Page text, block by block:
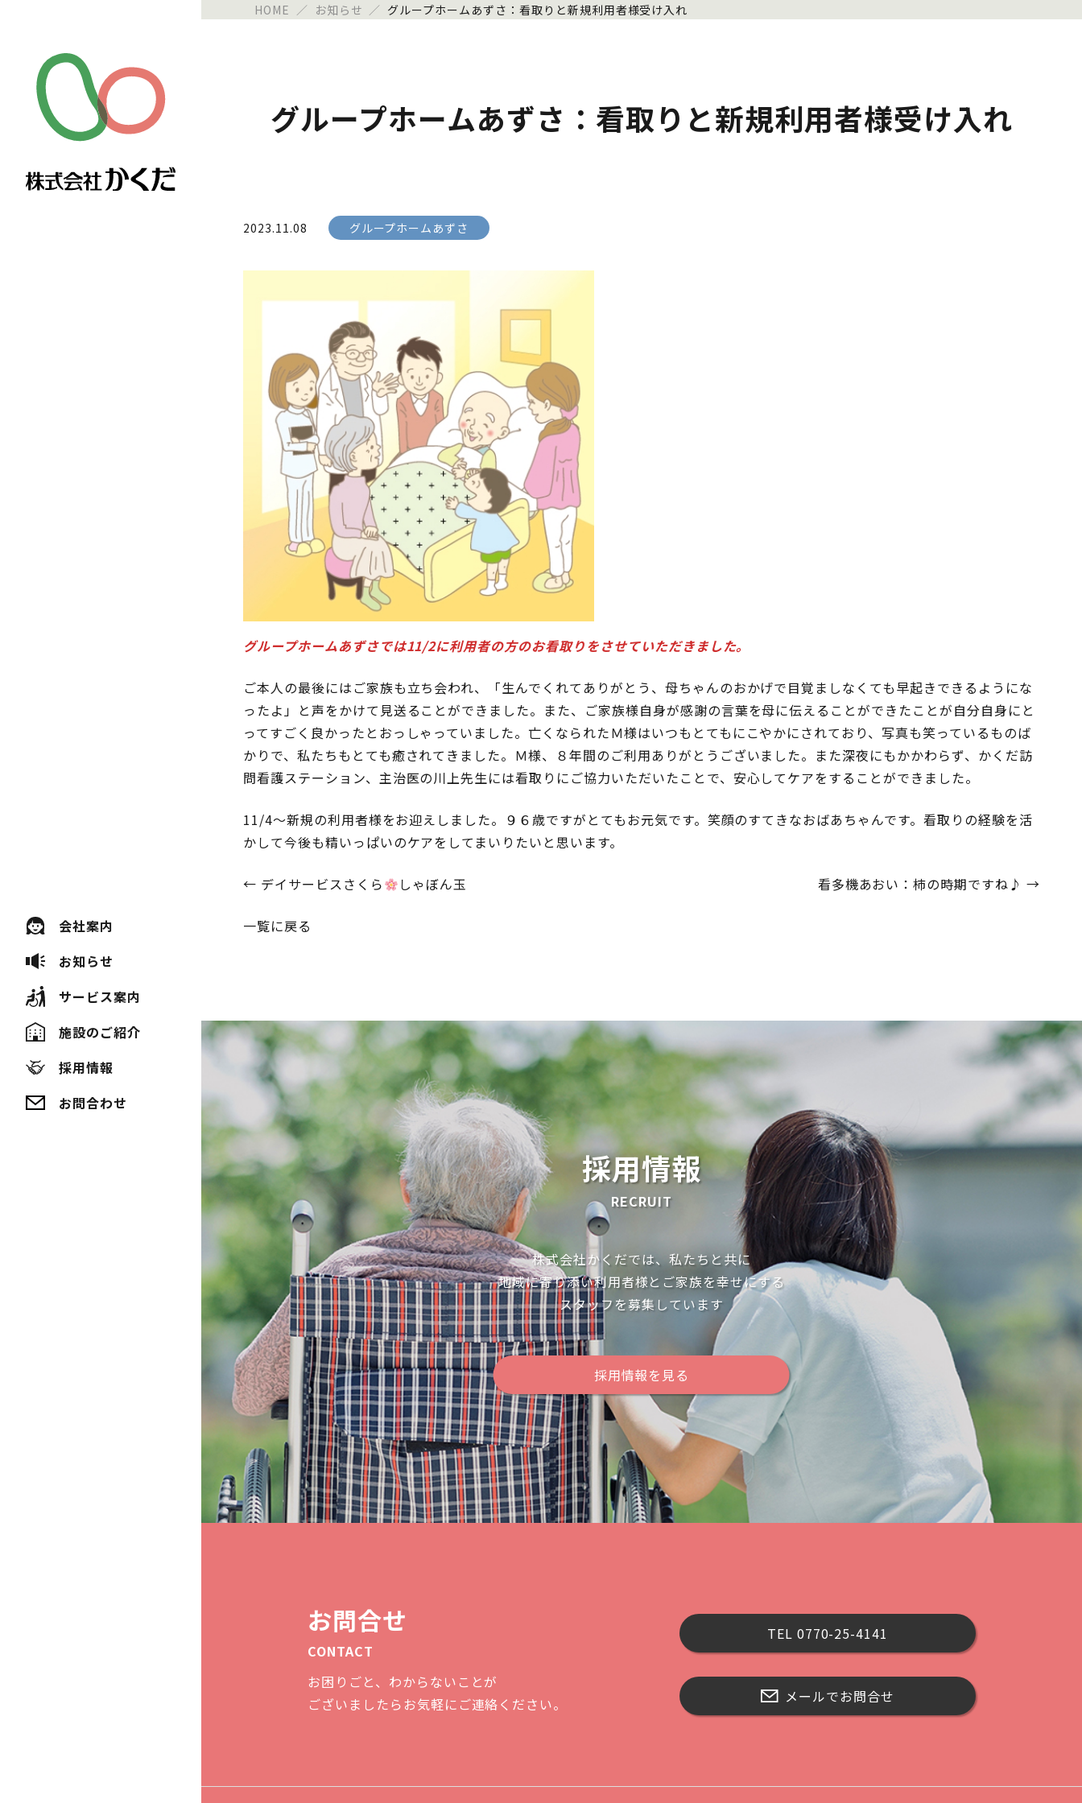
会社案内
お知らせ
サービス案内
施設のご紹介
採用情報
お問合わせ
HOME ／ お知らせ ／ グループホームあずさ：看取りと新規利用者様受け入れ
グループホームあずさ：看取りと新規利用者様受け入れ
2023.11.08 グループホームあずさ
グループホームあずさでは11/2に利用者の方のお看取りをさせていただきました。
ご本人の最後にはご家族も立ち会われ、「生んでくれてありがとう、母ちゃんのおかげで目覚ましなくても早起きできるようにな
ったよ」と声をかけて見送ることができました。また、ご家族様自身が感謝の言葉を母に伝えることができたことが自分自身にと
ってすごく良かったとおっしゃっていました。亡くなられたＭ様はいつもとてもにこやかにされており、写真も笑っているものば
かりで、私たちもとても癒されてきました。Ｍ様、８年間のご利用ありがとうございました。また深夜にもかかわらず、かくだ訪
問看護ステーション、主治医の川上先生には看取りにご協力いただいたことで、安心してケアをすることができました。
11/4～新規の利用者様をお迎えしました。９６歳ですがとてもお元気です。笑顔のすてきなおばあちゃんです。看取りの経験を活
かして今後も精いっぱいのケアをしてまいりたいと思います。
投
稿
ゲ
シ
ョ
ン
← デイサービスさくら しゃぼん玉 看多機あおい：柿の時期ですね♪ →
一覧に戻る
採用情報
RECRUIT
株式会社かくだでは、私たちと共に
地域に寄り添い利用者様とご家族を幸せにする
スタッフを募集しています
採用情報を見る
お問合せ
CONTACT
お困りごと、わからないことが
ございましたらお気軽にご連絡ください。
TEL 0770-25-4141
メールでお問合せ